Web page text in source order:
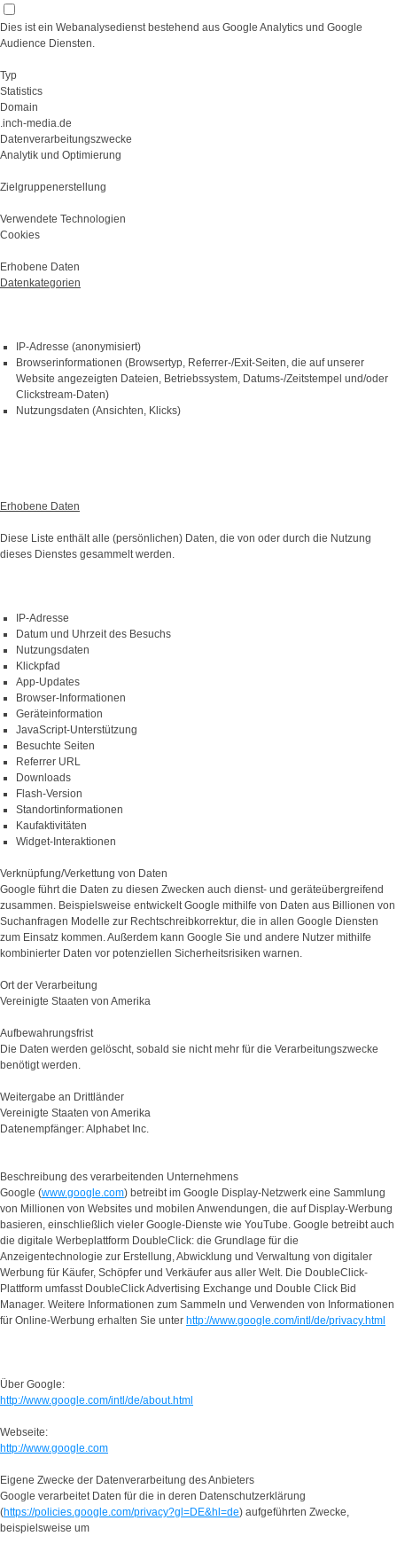
Dies ist ein Webanalysedienst bestehend aus Google Analytics und Google
Audience Diensten.
Typ
Statistics
Domain
.inch-media.de
Datenverarbeitungszwecke
Analytik und Optimierung
Zielgruppenerstellung
Verwendete Technologien
Cookies
Erhobene Daten
Datenkategorien
IP-Adresse (anonymisiert)
Browserinformationen (Browsertyp, Referrer-/Exit-Seiten, die auf unserer
Website angezeigten Dateien, Betriebssystem, Datums-/Zeitstempel und/oder
Clickstream-Daten)
Nutzungsdaten (Ansichten, Klicks)
Erhobene Daten
Diese Liste enthält alle (persönlichen) Daten, die von oder durch die Nutzung
dieses Dienstes gesammelt werden.
IP-Adresse
Datum und Uhrzeit des Besuchs
Nutzungsdaten
Klickpfad
App-Updates
Browser-Informationen
Geräteinformation
JavaScript-Unterstützung
Besuchte Seiten
Referrer URL
Downloads
Flash-Version
Standortinformationen
Kaufaktivitäten
Widget-Interaktionen
Verknüpfung/Verkettung von Daten
Google führt die Daten zu diesen Zwecken auch dienst- und geräteübergreifend
zusammen. Beispielsweise entwickelt Google mithilfe von Daten aus Billionen von
Suchanfragen Modelle zur Rechtschreibkorrektur, die in allen Google Diensten
zum Einsatz kommen. Außerdem kann Google Sie und andere Nutzer mithilfe
kombinierter Daten vor potenziellen Sicherheitsrisiken warnen.
Ort der Verarbeitung
Vereinigte Staaten von Amerika
Aufbewahrungsfrist
Die Daten werden gelöscht, sobald sie nicht mehr für die Verarbeitungszwecke
benötigt werden.
Weitergabe an Drittländer
Vereinigte Staaten von Amerika
Datenempfänger: Alphabet Inc.
Beschreibung des verarbeitenden Unternehmens
Google (www.google.com) betreibt im Google Display-Netzwerk eine Sammlung
von Millionen von Websites und mobilen Anwendungen, die auf Display-Werbung
basieren, einschließlich vieler Google-Dienste wie YouTube. Google betreibt auch
die digitale Werbeplattform DoubleClick: die Grundlage für die
Anzeigentechnologie zur Erstellung, Abwicklung und Verwaltung von digitaler
Werbung für Käufer, Schöpfer und Verkäufer aus aller Welt. Die DoubleClick-
Plattform umfasst DoubleClick Advertising Exchange und Double Click Bid
Manager. Weitere Informationen zum Sammeln und Verwenden von Informationen
für Online-Werbung erhalten Sie unter http://www.google.com/intl/de/privacy.html
Über Google:
http://www.google.com/intl/de/about.html
Webseite:
http://www.google.com
Eigene Zwecke der Datenverarbeitung des Anbieters
Google verarbeitet Daten für die in deren Datenschutzerklärung
(https://policies.google.com/privacy?gl=DE&hl=de) aufgeführten Zwecke,
beispielsweise um